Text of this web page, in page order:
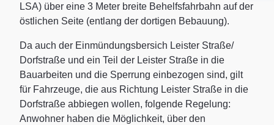
LSA) über eine 3 Meter breite Behelfsfahrbahn auf der
östlichen Seite (entlang der dortigen Bebauung).
Da auch der Einmündungsbersich Leister Straße/
Dorfstraße und ein Teil der Leister Straße in die
Bauarbeiten und die Sperrung einbezogen sind, gilt
für Fahrzeuge, die aus Richtung Leister Straße in die
Dorfstraße abbiegen wollen, folgende Regelung:
Anwohner haben die Möglichkeit, über den